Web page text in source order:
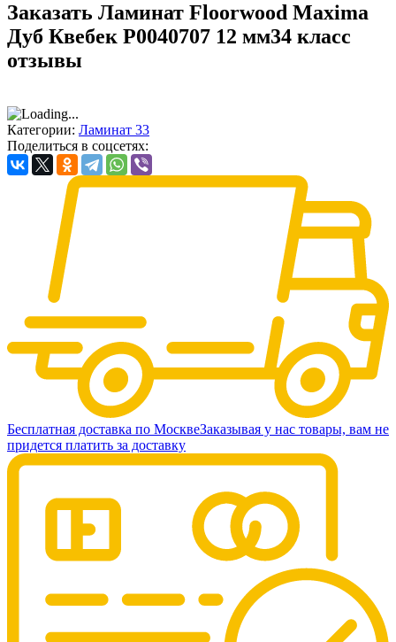
Заказать Ламинат Floorwood Maxima
Дуб Квебек Р0040707 12 мм34 класс
отзывы
Категории: Ламинат 33
Поделиться в соцсетях:
Бесплатная доставка по МосквеЗаказывая у нас товары, вам не
придется платить за доставку